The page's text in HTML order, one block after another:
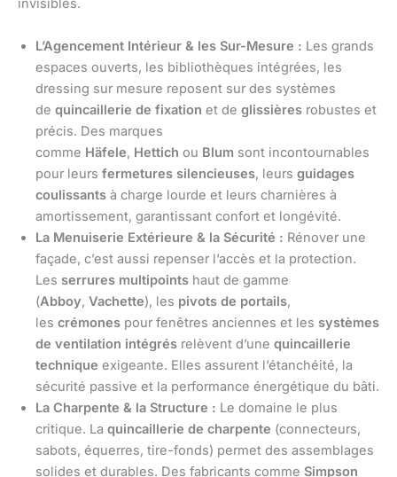
invisibles.
L’Agencement Intérieur & les Sur-Mesure : Les grands
espaces ouverts, les bibliothèques intégrées, les
dressing sur mesure reposent sur des systèmes
de quincaillerie de fixation et de glissières robustes et
précis. Des marques
comme Häfele, Hettich ou Blum sont incontournables
pour leurs fermetures silencieuses, leurs guidages
coulissants à charge lourde et leurs charnières à
amortissement, garantissant confort et longévité.
La Menuiserie Extérieure & la Sécurité : Rénover une
façade, c’est aussi repenser l’accès et la protection.
Les serrures multipoints haut de gamme
(Abboy, Vachette), les pivots de portails,
les crémones pour fenêtres anciennes et les systèmes
de ventilation intégrés relèvent d’une quincaillerie
technique exigeante. Elles assurent l’étanchéité, la
sécurité passive et la performance énergétique du bâti.
La Charpente & la Structure : Le domaine le plus
critique. La quincaillerie de charpente (connecteurs,
sabots, équerres, tire-fonds) permet des assemblages
solides et durables. Des fabricants comme Simpson